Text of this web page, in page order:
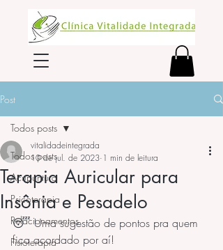
Post
Todos posts
Acupuntura
Psicoterapia
Relacionamentos
Fisioterapia
Todos posts
Terapia Auricular para
Insônia e Pesadelo
vitalidadeintegrada
10 de jul. de 2023 1 min de leitura
😴 Uma sugestão de pontos pra quem
fica acordado por aí!